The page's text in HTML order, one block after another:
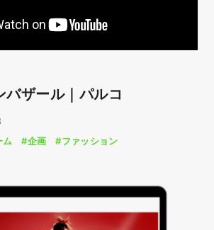
バザール｜パルコ
ム #企画 #ファッション